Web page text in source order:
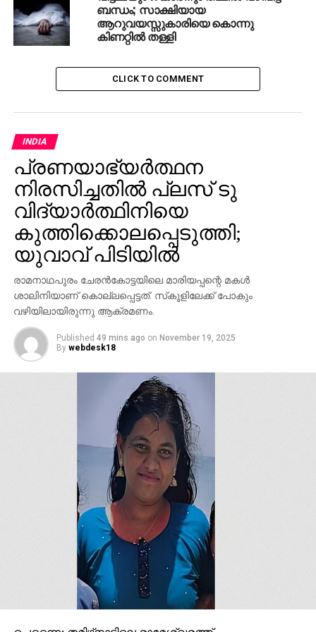
RELATED TOPICS: MURDER CASE
RAMADAN
UTTAR PRADESH
കൊല്ലത്ത് കാട്ടുപന്നി ഇടിച്ച് ബൈക്ക് മറിഞ്ഞ്
സ്‌പോര്‍ട്‌സ് ക്വാട്ട നിയമനം: നിലവിലെ
മാനദണ്ഡപ്രകാരം അനസ് എടത്തൊടിക
ജോലിക്ക് അര്‍ഹനല്ലെന്ന് കായിക മന്ത്രി
ബന്ധം; സാക്ഷിയായ
ആറുവയസ്സുകാരിയെ കൊന്നു
കിണറ്റിൽ തള്ളി
CLICK TO COMMENT
INDIA
പ്രണയാഭ്യര്‍ത്ഥന
നിരസിച്ചതില്‍ പ്ലസ് ടു
വിദ്യാര്‍ത്ഥിനിയെ
കുത്തിക്കൊലപ്പെടുത്തി;
യുവാവ് പിടിയില്‍
രാമനാഥപുരം ചേരന്‍കോട്ടയിലെ മാരിയപ്പന്റെ മകള്‍
ശാലിനിയാണ് കൊല്ലപ്പെട്ടത്. സ്‌കൂളിലേക്ക് പോകും
വഴിയിലായിരുന്നു ആക്രമണം.
Published 49 mins ago on November 19, 2025
By webdesk18